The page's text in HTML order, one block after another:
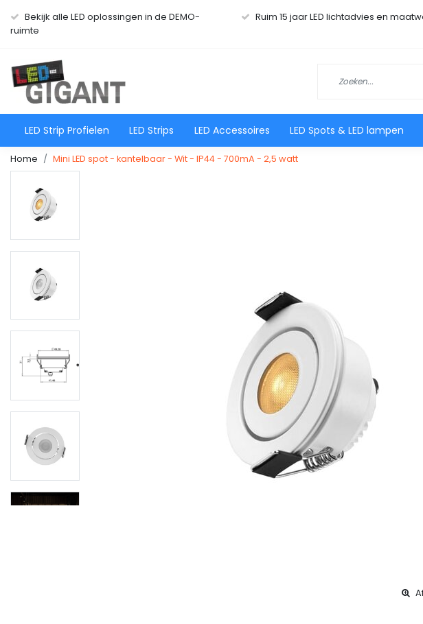
Bekijk alle LED oplossingen in de DEMO-
ruimte
Ruim 15 jaar LED lichtadvies en
LED Strip Profielen LED Strips LED Accessoires LED Spots & LED lampen
Home Mini LED spot - kantelbaar - Wit - IP44 - 700mA - 2,5 watt